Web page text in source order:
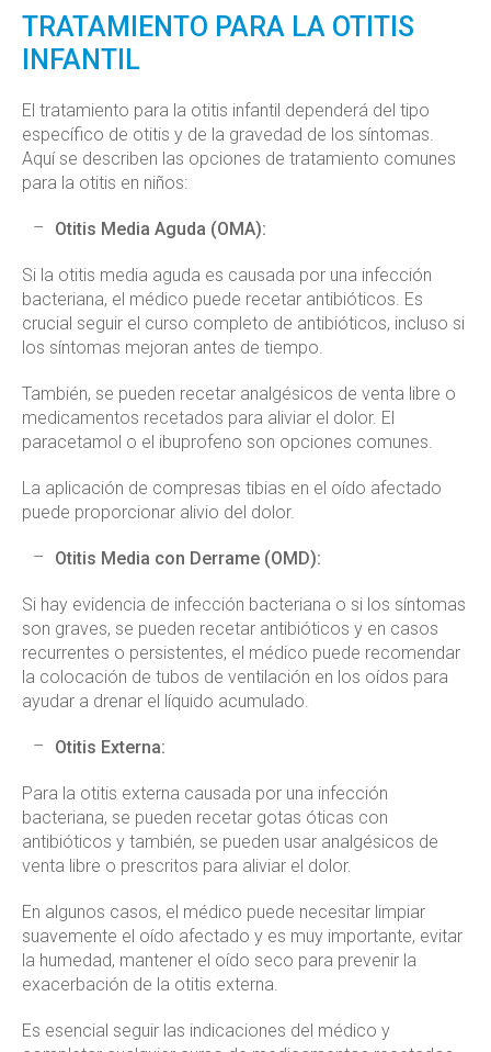
TRATAMIENTO PARA LA OTITIS
INFANTIL
El tratamiento para la otitis infantil dependerá del tipo
específico de otitis y de la gravedad de los síntomas.
Aquí se describen las opciones de tratamiento comunes
para la otitis en niños:
Otitis Media Aguda (OMA):
Si la otitis media aguda es causada por una infección
bacteriana, el médico puede recetar antibióticos. Es
crucial seguir el curso completo de antibióticos, incluso si
los síntomas mejoran antes de tiempo.
También, se pueden recetar analgésicos de venta libre o
medicamentos recetados para aliviar el dolor. El
paracetamol o el ibuprofeno son opciones comunes.
La aplicación de compresas tibias en el oído afectado
puede proporcionar alivio del dolor.
Otitis Media con Derrame (OMD):
Si hay evidencia de infección bacteriana o si los síntomas
son graves, se pueden recetar antibióticos y en casos
recurrentes o persistentes, el médico puede recomendar
la colocación de tubos de ventilación en los oídos para
ayudar a drenar el líquido acumulado.
Otitis Externa:
Para la otitis externa causada por una infección
bacteriana, se pueden recetar gotas óticas con
antibióticos y también, se pueden usar analgésicos de
venta libre o prescritos para aliviar el dolor.
En algunos casos, el médico puede necesitar limpiar
suavemente el oído afectado y es muy importante, evitar
la humedad, mantener el oído seco para prevenir la
exacerbación de la otitis externa.
Es esencial seguir las indicaciones del médico y